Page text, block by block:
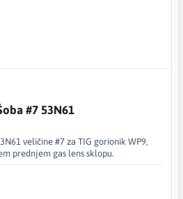
#7 53N61
veličine #7 za TIG gorionik WP9,
prednjem gas lens sklopu.